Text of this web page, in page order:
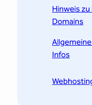
Hinweis
Domains
Infos